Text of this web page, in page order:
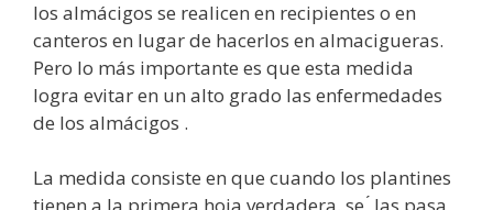
los almácigos se realicen en recipientes o en
canteros en lugar de hacerlos en almacigueras.
Pero lo más importante es que esta medida
logra evitar en un alto grado las enfermedades
de los almácigos .
La medida consiste en que cuando los plantines